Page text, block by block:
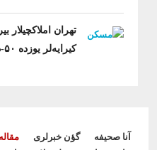
تهران املاکچیلار
کیرایه‌‌‌لر یوزده ۵۰-دن چوخ آرتیب
Footer menu
آنا صحیفه گؤن خبرلری